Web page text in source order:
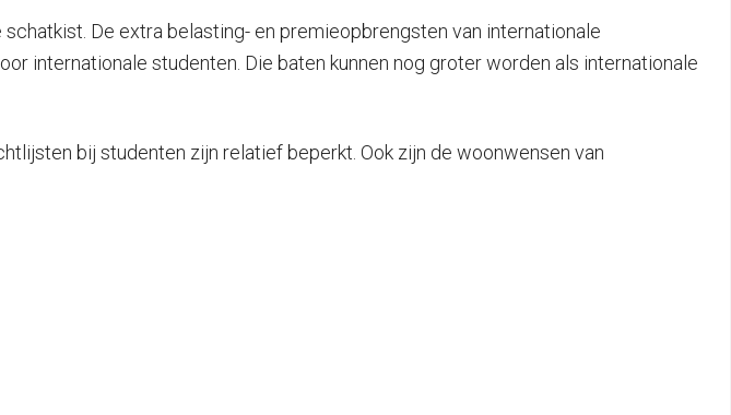
De extra belasting- en premieopbrengsten van internationale
internationale studenten. Die baten kunnen nog groter worden als internationale
bij studenten zijn relatief beperkt. Ook zijn de woonwensen van